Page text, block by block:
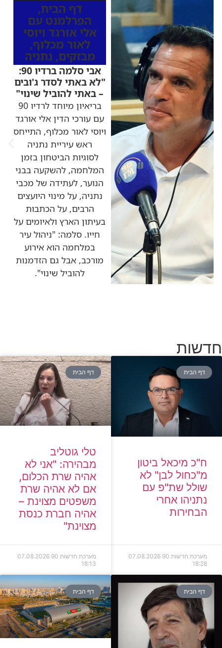
דף הבית,
הפרלמנט עם
אלי אורגד ויוסי
לאור מכלוף,
מבזקים, נתניה
אבי סלמה ברדיו 90:
"לא באתי לסדר ג'ובים
– באתי להוביל שינוי"
בריאיון מיוחד לרדיו 90
עם עורכי הדין אלי אורגד
ויוסי לאור מכלוף, התייחס
ראש עיריית נתניה
לסוגיות הביטחון בזמן
המלחמה, להשקעה בבני
הנוער, לעתידה של מכבי
נתניה, על מינוי היועצים
הרבים, על הכתבות
בעיתון הארץ ולאיומים על
חייו. סלמה: "ניהול עיר
במלחמה הוא אירוע
מורכב, אבל גם הזדמנות
להוביל שינוי".
חדשות
דף הבית
ח"כ מיכאל ביטון
מ"כחול לבן" לא
שולל שת"פ עם
נתניהו אחרי
הבחירות
מערכת חדשות 90
07.08.2026
18:28
דף הבית
טלי גוטליב
מבהירה: "אני לא
אהיה שרת הכלום,
אם לא אהיה שרת
משפטים מצוינת –
אהיה חברת כנסת
מצוינת"
מערכת חדשות 90
07.08.2026
18:13
דף הבית דף הבית